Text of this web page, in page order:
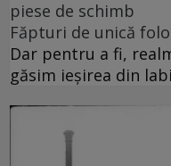
piese de schimb
Făpturi de unică
Dar pentru a fi,
găsim ieșirea din